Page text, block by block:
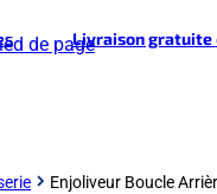
de pageLivraison gratuite
Enjoliveur Boucle